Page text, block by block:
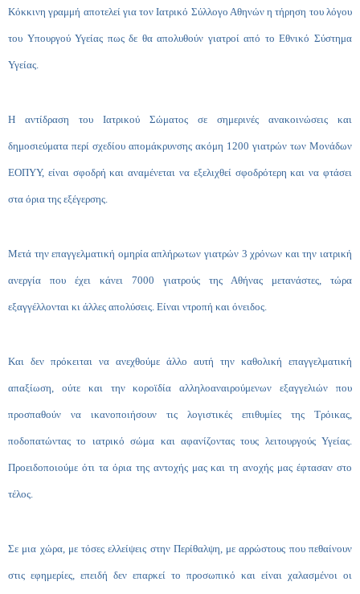
Κόκκινη γραμμή αποτελεί για τον Ιατρικό Σύλλογο Αθηνών η τήρηση του λόγου
του Υπουργού Υγείας πως δε θα απολυθούν γιατροί από το Εθνικό Σύστημα
Υγείας.
Η αντίδραση του Ιατρικού Σώματος σε σημερινές ανακοινώσεις και
δημοσιεύματα περί σχεδίου απομάκρυνσης ακόμη 1200 γιατρών των Μονάδων
ΕΟΠΥΥ, είναι σφοδρή και αναμένεται να εξελιχθεί σφοδρότερη και να φτάσει
στα όρια της εξέγερσης.
Μετά την επαγγελματική ομηρία απλήρωτων γιατρών 3 χρόνων και την ιατρική
ανεργία που έχει κάνει 7000 γιατρούς της Αθήνας μετανάστες, τώρα
εξαγγέλλονται κι άλλες απολύσεις. Είναι ντροπή και όνειδος.
Και δεν πρόκειται να ανεχθούμε άλλο αυτή την καθολική επαγγελματική
απαξίωση, ούτε και την κοροϊδία αλληλοαναιρούμενων εξαγγελιών που
προσπαθούν να ικανοποιήσουν τις λογιστικές επιθυμίες της Τρόικας,
ποδοπατώντας το ιατρικό σώμα και αφανίζοντας τους λειτουργούς Υγείας.
Προειδοποιούμε ότι τα όρια της αντοχής μας και τη ανοχής μας έφτασαν στο
τέλος.
Σε μια χώρα, με τόσες ελλείψεις στην Περίθαλψη, με αρρώστους που πεθαίνουν
στις εφημερίες, επειδή δεν επαρκεί το προσωπικό και είναι χαλασμένοι οι